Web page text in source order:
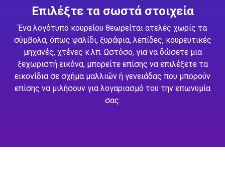
Επιλέξτε τα σωστά στοιχεία
Ένα λογότυπο κουρείου θεωρείται ατελές χωρίς τα
σύμβολα, όπως ψαλίδι, ξυράφια, λεπίδες, κουρευτικές
μηχανές, χτένες κ.λπ. Ωστόσο, για να δώσετε μια
ξεχωριστή εικόνα, μπορείτε επίσης να επιλέξετε τα
εικονίδια σε σχήμα μαλλιών ή γενειάδας που μπορούν
επίσης να μιλήσουν για λογαριασμό του την επωνυμία
σας.